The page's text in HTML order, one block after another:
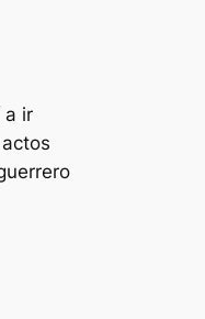
a ir